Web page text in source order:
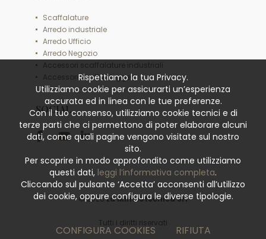
Scaffalature
Arredo industriale
Arredo Ufficio
Arredo Negozio
Accessori scaffalature industriali
Accessori scaffali leggeri
SOCIAL
© 2026La Minciotecnica Srl
Tutti i diritti riservati
Rispettiamo la tua Privacy.
Utilizziamo cookie per assicurarti un’esperienza
accurata ed in linea con le tue preferenze.
Con il tuo consenso, utilizziamo cookie tecnici e di
terze parti che ci permettono di poter elaborare alcuni
dati, come quali pagine vengono visitate sul nostro
sito.
Per scoprire in modo approfondito come utilizziamo
questi dati, leggi l’informativa completa.
Cliccando sul pulsante ‘Accetta’ acconsenti all’utilizzo
dei cookie, oppure configura le diverse tipologie.
CONFIGURA COOKIES RIFIUTA